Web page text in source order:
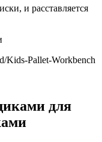
и расставляется
Kids-Pallet-Workbench
для